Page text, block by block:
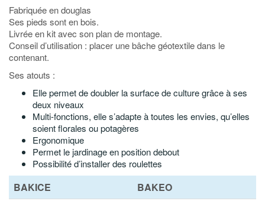
Fabriquée en douglas
Ses pieds sont en bois.
Livrée en kit avec son plan de montage.
Conseil d’utilisation : placer une bâche géotextile dans le
contenant.
Ses atouts :
Elle permet de doubler la surface de culture grâce à ses
deux niveaux
Multi-fonctions, elle s’adapte à toutes les envies, qu’elles
soient florales ou potagères
Ergonomique
Permet le jardinage en position debout
Possibilité d’installer des roulettes
BAKICE
BAKEO